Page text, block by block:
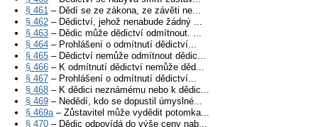
§ 461 – Dědí se ze zákona, ze závěti ne...
§ 462 – Dědictví, jehož nenabude žádný ...
§ 463 – Dědic může dědictví odmítnout. ...
§ 464 – Prohlášení o odmítnutí dědictví...
§ 465 – Dědictví nemůže odmítnout dědic...
§ 466 – K odmítnutí dědictví nemůže děd...
§ 467 – Prohlášení o odmítnutí dědictví...
§ 468 – K dědici neznámému nebo k dědic...
§ 469 – Nedědí, kdo se dopustil úmyslné...
§ 469a– Zůstavitel může vydědit potomka...
§ 470 – Dědic odpovídá do výše ceny nab...